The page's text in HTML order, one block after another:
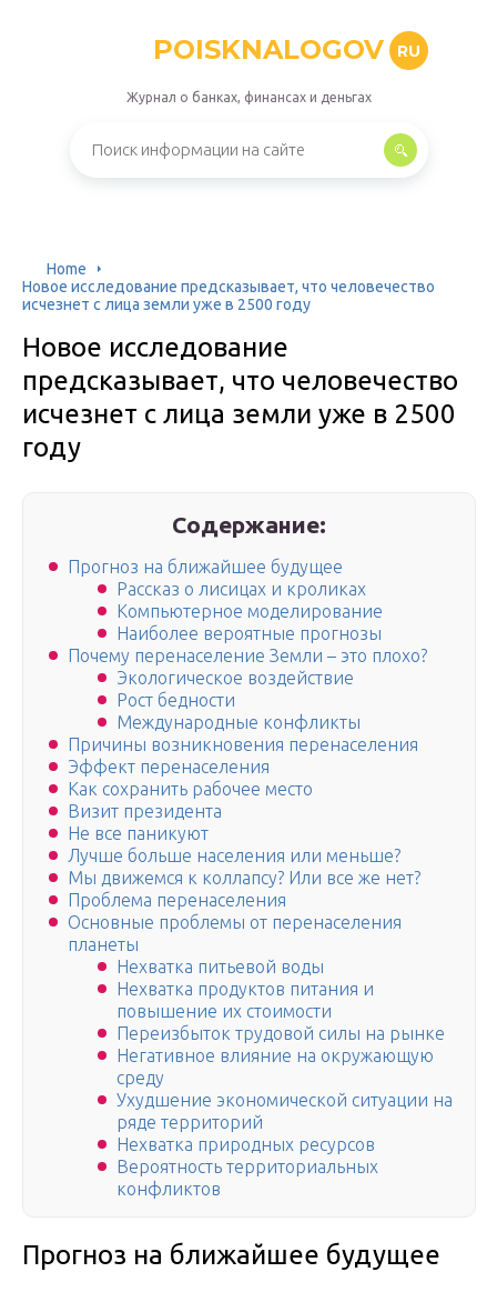
POISKNALOGOV RU
Журнал о банках, финансах и деньгах
Home
Новое исследование предсказывает, что человечество
исчезнет с лица земли уже в 2500 году
Новое исследование
предсказывает, что человечество
исчезнет с лица земли уже в 2500
году
Содержание:
Прогноз на ближайшее будущее
Рассказ о лисицах и кроликах
Компьютерное моделирование
Наиболее вероятные прогнозы
Почему перенаселение Земли – это плохо?
Экологическое воздействие
Рост бедности
Международные конфликты
Причины возникновения перенаселения
Эффект перенаселения
Как сохранить рабочее место
Визит президента
Не все паникуют
Лучше больше населения или меньше?
Мы движемся к коллапсу? Или все же нет?
Проблема перенаселения
Основные проблемы от перенаселения
планеты
Нехватка питьевой воды
Нехватка продуктов питания и
повышение их стоимости
Переизбыток трудовой силы на рынке
Негативное влияние на окружающую
среду
Ухудшение экономической ситуации на
ряде территорий
Нехватка природных ресурсов
Вероятность территориальных
конфликтов
Прогноз на ближайшее будущее